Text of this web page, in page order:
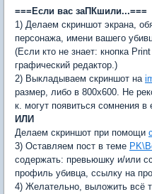
===Если вас заПКшили...===
1) Делаем скриншот экрана,
персонажа, имени вашего
(Если кто не знает: кнопка
графический редактор.)
2) Выкладываем скриншот на
размер, либо в 800х600. Не
к. могут появиться сомнения в
ИЛИ
Делаем скриншот при помощи
3) Оставляем пост в теме
содержать: превьюшку и/или
профиль убивца, ссылку на
4) Желательно, выложить всё